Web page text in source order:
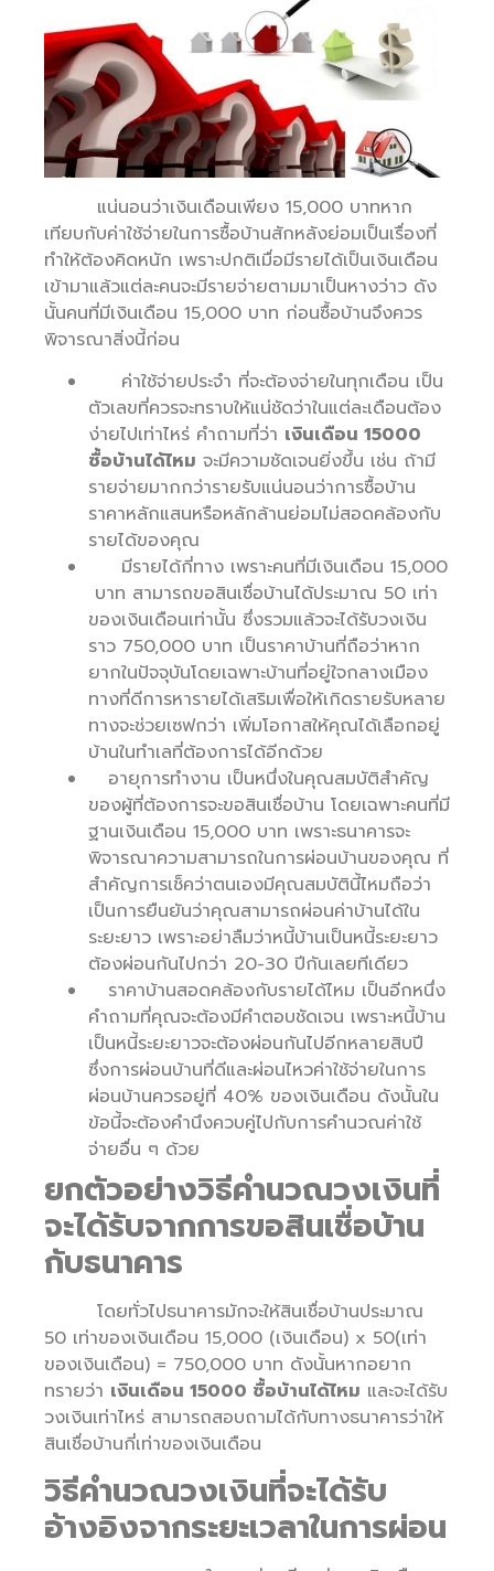
แน่นอนว่าเงินเดือนเพียง 15,000 บาทหาก
เทียบกับค่าใช้จ่ายในการซื้อบ้านสักหลังย่อมเป็นเรื่องที่
ทำให้ต้องคิดหนัก เพราะปกติเมื่อมีรายได้เป็นเงินเดือน
เข้ามาแล้วแต่ละคนจะมีรายจ่ายตามมาเป็นหางว่าว ดัง
นั้นคนที่มีเงินเดือน 15,000 บาท ก่อนซื้อบ้านจึงควร
พิจารณาสิ่งนี้ก่อน
ค่าใช้จ่ายประจำ ที่จะต้องจ่ายในทุกเดือน เป็น
ตัวเลขที่ควรจะทราบให้แน่ชัดว่าในแต่ละเดือนต้อง
ง่ายไปเท่าไหร่ คำถามที่ว่า เงินเดือน 15000
ซื้อบ้านได้ไหม จะมีความชัดเจนยิ่งขึ้น เช่น ถ้ามี
รายจ่ายมากกว่ารายรับแน่นอนว่าการซื้อบ้าน
ราคาหลักแสนหรือหลักล้านย่อมไม่สอดคล้องกับ
รายได้ของคุณ
มีรายได้กี่ทาง เพราะคนที่มีเงินเดือน 15,000
บาท สามารถขอสินเชื่อบ้านได้ประมาณ 50 เท่า
ของเงินเดือนเท่านั้น ซึ่งรวมแล้วจะได้รับวงเงิน
ราว 750,000 บาท เป็นราคาบ้านที่ถือว่าหาก
ยากในปัจจุบันโดยเฉพาะบ้านที่อยู่ใจกลางเมือง
ทางที่ดีการหารายได้เสริมเพื่อให้เกิดรายรับหลาย
ทางจะช่วยเซฟกว่า เพิ่มโอกาสให้คุณได้เลือกอยู่
บ้านในทำเลที่ต้องการได้อีกด้วย
อายุการทำงาน เป็นหนึ่งในคุณสมบัติสำคัญ
ของผู้ที่ต้องการจะขอสินเชื่อบ้าน โดยเฉพาะคนที่มี
ฐานเงินเดือน 15,000 บาท เพราะธนาคารจะ
พิจารณาความสามารถในการผ่อนบ้านของคุณ ที่
สำคัญการเช็คว่าตนเองมีคุณสมบัตินี้ไหมถือว่า
เป็นการยืนยันว่าคุณสามารถผ่อนค่าบ้านได้ใน
ระยะยาว เพราะอย่าลืมว่าหนี้บ้านเป็นหนี้ระยะยาว
ต้องผ่อนกันไปกว่า 20-30 ปีกันเลยทีเดียว
ราคาบ้านสอดคล้องกับรายได้ไหม เป็นอีกหนึ่ง
คำถามที่คุณจะต้องมีคำตอบชัดเจน เพราะหนี้บ้าน
เป็นหนี้ระยะยาวจะต้องผ่อนกันไปอีกหลายสิบปี
ซึ่งการผ่อนบ้านที่ดีและผ่อนไหวค่าใช้จ่ายในการ
ผ่อนบ้านควรอยู่ที่ 40% ของเงินเดือน ดังนั้นใน
ข้อนี้จะต้องคำนึงควบคู่ไปกับการคำนวณค่าใช้
จ่ายอื่น ๆ ด้วย
ยกตัวอย่างวิธีคำนวณวงเงินที่
จะได้รับจากการขอสินเชื่อบ้าน
กับธนาคาร
โดยทั่วไปธนาคารมักจะให้สินเชื่อบ้านประมาณ
50 เท่าของเงินเดือน 15,000 (เงินเดือน) x 50(เท่า
ของเงินเดือน) = 750,000 บาท ดังนั้นหากอยาก
ทรายว่า เงินเดือน 15000 ซื้อบ้านได้ไหม และจะได้รับ
วงเงินเท่าไหร่ สามารถสอบถามได้กับทางธนาคารว่าให้
สินเชื่อบ้านกี่เท่าของเงินเดือน
วิธีคำนวณวงเงินที่จะได้รับ
อ้างอิงจากระยะเวลาในการผ่อน